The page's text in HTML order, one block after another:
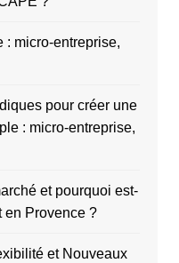
: micro-entreprise,
pour créer une
: micro-entreprise,
et pourquoi est-
en Provence ?
et Nouveaux